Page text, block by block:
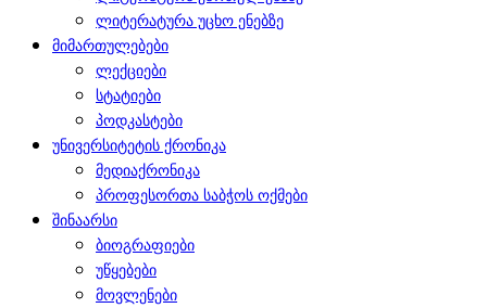
ლიტერატურა უცხო ენებზე
მიმართულებები
ლექციები
სტატიები
პოდკასტები
უნივერსიტეტის ქრონიკა
მედიაქრონიკა
პროფესორთა საბჭოს ოქმები
შინაარსი
ბიოგრაფიები
უწყებები
მოვლენები